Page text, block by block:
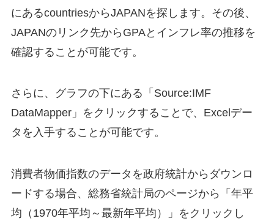
にあるcountriesからJAPANを探します。その後、
JAPANのリンク先からGPAとインフレ率の推移を
確認することが可能です。
さらに、グラフの下にある「Source:IMF
DataMapper」をクリックすることで、Excelデー
タを入手することが可能です。
消費者物価指数のデータを政府統計からダウンロ
ードする場合、総務省統計局のページから「年平
均（1970年平均～最新年平均）」をクリックし